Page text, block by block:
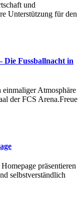
und
Unterstützung für den
Die Fussballnacht in
Atmosphäre
der FCS Arena.Freue
präsentieren
selbstverständlich